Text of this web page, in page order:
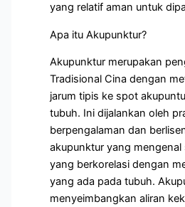
yang relatif aman untuk
Apa itu Akupunktur?
Akupunktur merupakan
Tradisional Cina dengan
jarum tipis ke spot
tubuh. Ini dijalankan oleh
berpengalaman dan
akupunktur yang
yang berkorelasi dengan
yang ada pada tubuh.
menyeimbangkan aliran